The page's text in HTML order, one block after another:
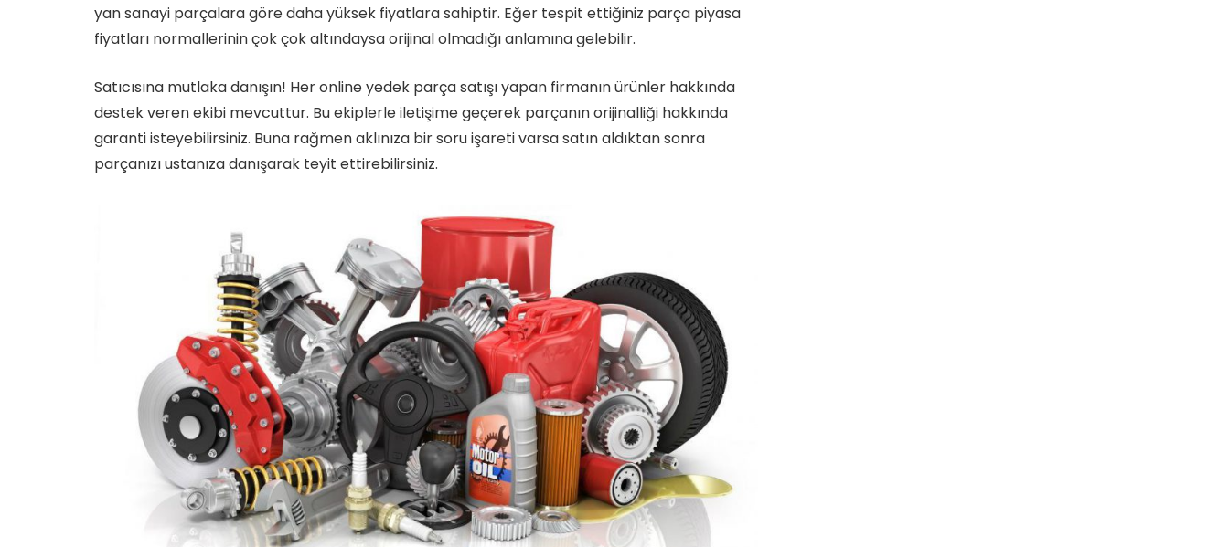
yan sanayi parçalara göre daha yüksek fiyatlara sahiptir. Eğer tespit ettiğiniz parça piyasa
fiyatları normallerinin çok çok altındaysa orijinal olmadığı anlamına gelebilir.
Satıcısına mutlaka danışın! Her online yedek parça satışı yapan firmanın ürünler hakkında
destek veren ekibi mevcuttur. Bu ekiplerle iletişime geçerek parçanın orijinalliği hakkında
garanti isteyebilirsiniz. Buna rağmen aklınıza bir soru işareti varsa satın aldıktan sonra
parçanızı ustanıza danışarak teyit ettirebilirsiniz.